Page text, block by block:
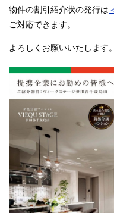
物件の割引紹介状の発行は
ご対応できます。
よろしくお願いいたします。